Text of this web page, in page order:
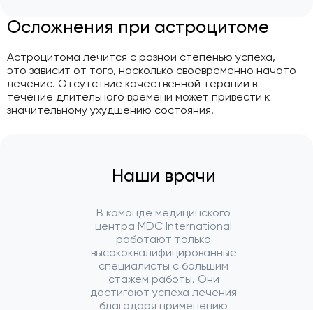
Осложнения при астроцитоме
Астроцитома лечится с разной степенью успеха,
это зависит от того, насколько своевременно начато
лечение. Отсутствие качественной терапии в
течение длительного времени может привести к
значительному ухудшению состояния.
Наши врачи
В команде медицинского
центра MDC International
работают только
высококвалифицированные
специалисты с большим
стажем работы. Они
достигают успеха лечения
благодаря применению